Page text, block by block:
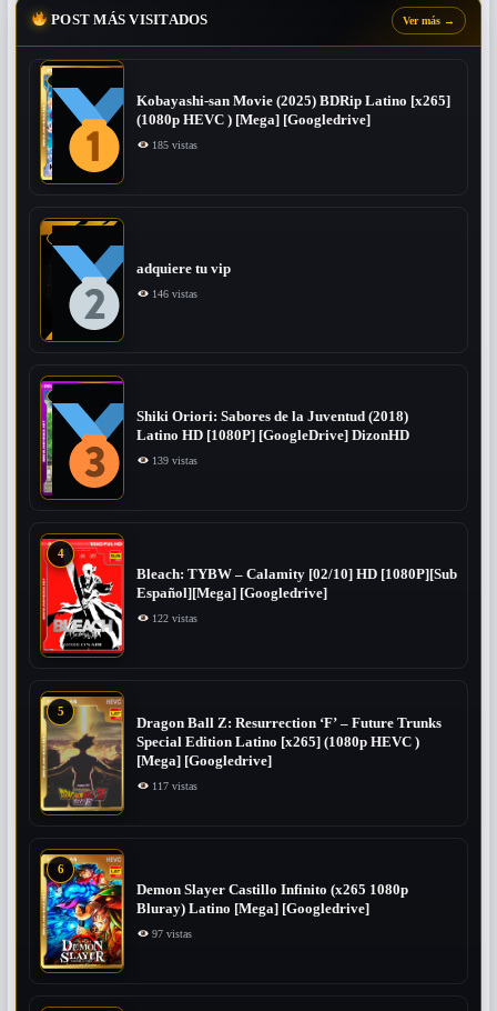
POST MÁS VISITADOS Ver más →
Kobayashi-san Movie (2025) BDRip Latino [x265]
(1080p HEVC ) [Mega] [Googledrive]
185 vistas
adquiere tu vip
146 vistas
Shiki Oriori: Sabores de la Juventud (2018)
Latino HD [1080P] [GoogleDrive] DizonHD
139 vistas
4
Bleach: TYBW – Calamity [02/10] HD [1080P][Sub
Español][Mega] [Googledrive]
122 vistas
5
Dragon Ball Z: Resurrection ‘F’ – Future Trunks
Special Edition Latino [x265] (1080p HEVC )
[Mega] [Googledrive]
117 vistas
6
Demon Slayer Castillo Infinito (x265 1080p
Bluray) Latino [Mega] [Googledrive]
97 vistas